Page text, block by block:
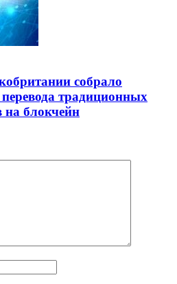
собрало
традиционных
на блокчейн